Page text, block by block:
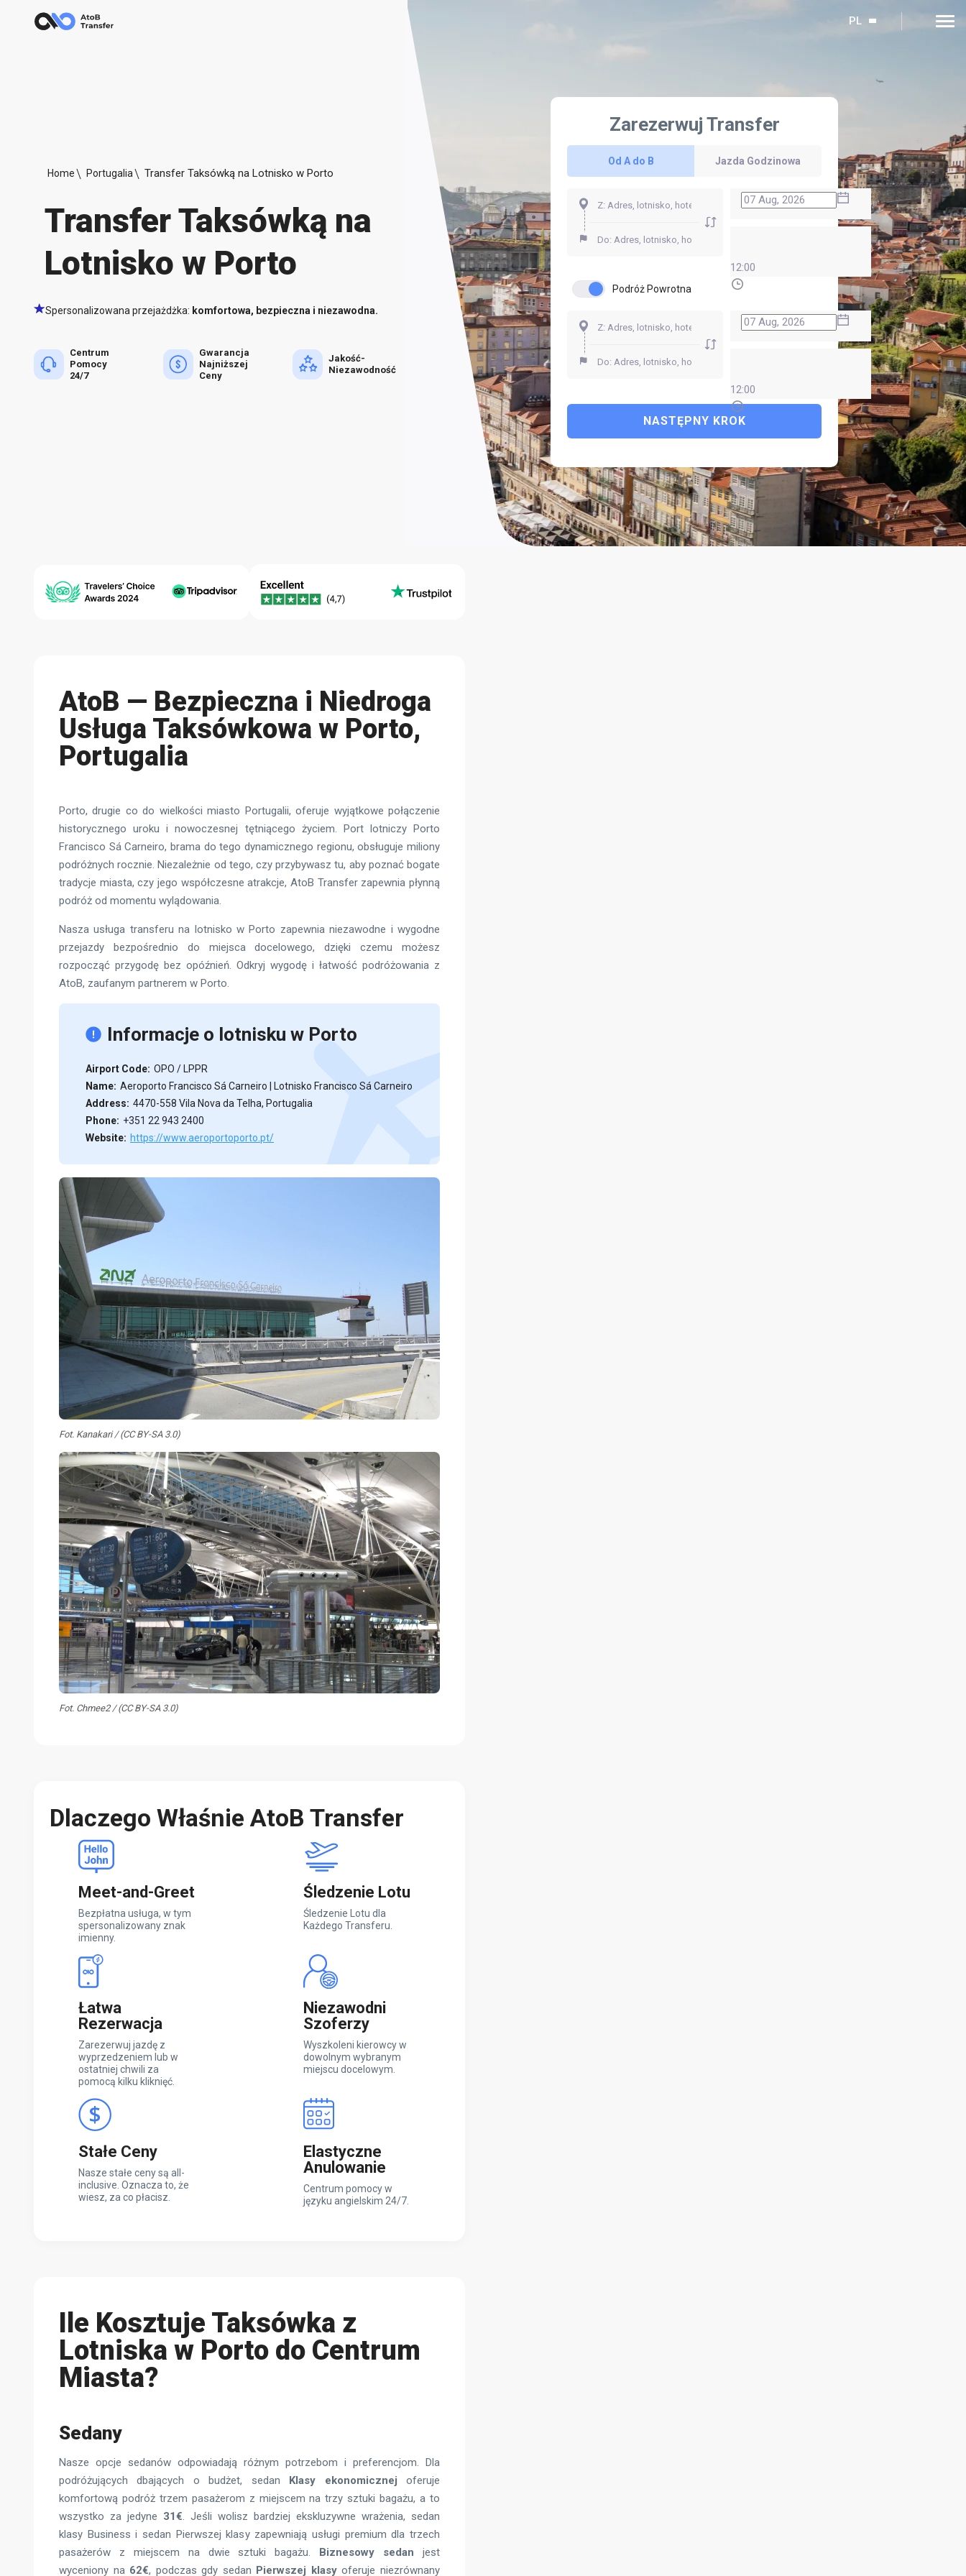
PL
Home Portugalia Transfer Taksówką na Lotnisko w Porto
Transfer Taksówką na
Lotnisko w Porto
Spersonalizowana przejażdżka: komfortowa, bezpieczna i niezawodna.
Centrum
Pomocy
24/7
Gwarancja
Najniższej
Ceny
Jakość-
Niezawodność
Zarezerwuj Transfer
Od A do B Jazda Godzinowa
12:00
Podróż Powrotna
12:00
NASTĘPNY KROK
AtoB — Bezpieczna i Niedroga
Usługa Taksówkowa w Porto,
Portugalia
Porto, drugie co do wielkości miasto Portugalii, oferuje wyjątkowe połączenie
historycznego uroku i nowoczesnej tętniącego życiem. Port lotniczy Porto
Francisco Sá Carneiro, brama do tego dynamicznego regionu, obsługuje miliony
podróżnych rocznie. Niezależnie od tego, czy przybywasz tu, aby poznać bogate
tradycje miasta, czy jego współczesne atrakcje, AtoB Transfer zapewnia płynną
podróż od momentu wylądowania.
Nasza usługa transferu na lotnisko w Porto zapewnia niezawodne i wygodne
przejazdy bezpośrednio do miejsca docelowego, dzięki czemu możesz
rozpocząć przygodę bez opóźnień. Odkryj wygodę i łatwość podróżowania z
AtoB, zaufanym partnerem w Porto.
Informacje o lotnisku w Porto
Airport Code: OPO / LPPR
Name: Aeroporto Francisco Sá Carneiro | Lotnisko Francisco Sá Carneiro
Address: 4470-558 Vila Nova da Telha, Portugalia
Phone: +351 22 943 2400
Website: https://www.aeroportoporto.pt/
Fot. Kanakari / (CC BY-SA 3.0)
Fot. Chmee2 / (CC BY-SA 3.0)
Dlaczego Właśnie AtoB Transfer
Meet-and-Greet
Bezpłatna usługa, w tym
spersonalizowany znak
imienny.
Śledzenie Lotu
Śledzenie Lotu dla
Każdego Transferu.
Łatwa
Rezerwacja
Zarezerwuj jazdę z
wyprzedzeniem lub w
ostatniej chwili za
pomocą kilku kliknięć.
Niezawodni
Szoferzy
Wyszkoleni kierowcy w
dowolnym wybranym
miejscu docelowym.
Stałe Ceny
Nasze stałe ceny są all-
inclusive. Oznacza to, że
wiesz, za co płacisz.
Elastyczne
Anulowanie
Centrum pomocy w
języku angielskim 24/7.
Ile Kosztuje Taksówka z
Lotniska w Porto do Centrum
Miasta?
Sedany
Nasze opcje sedanów odpowiadają różnym potrzebom i preferencjom. Dla
podróżujących dbających o budżet, sedan Klasy ekonomicznej oferuje
komfortową podróż trzem pasażerom z miejscem na trzy sztuki bagażu, a to
wszystko za jedyne 31€. Jeśli wolisz bardziej ekskluzywne wrażenia, sedan
klasy Business i sedan Pierwszej klasy zapewniają usługi premium dla trzech
pasażerów z miejscem na dwie sztuki bagażu. Biznesowy sedan jest
wyceniony na 62€, podczas gdy sedan Pierwszej klasyoferuje niezrównany